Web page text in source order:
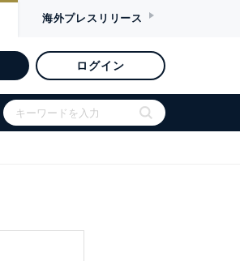
海外プレスリリース
ログイン